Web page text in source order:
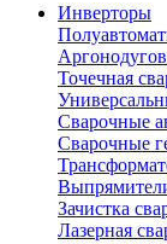
Инверторы
Точечная
Сварочные
Сварочные
Зачистка
Лазерная